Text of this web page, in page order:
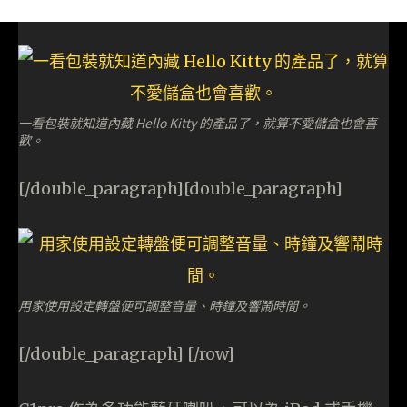
一看包裝就知道內藏 Hello Kitty 的產品了，就算不愛儲盒也會喜
歡。
[/double_paragraph][double_paragraph]
用家使用設定轉盤便可調整音量、時鐘及響鬧時間。
[/double_paragraph] [/row]